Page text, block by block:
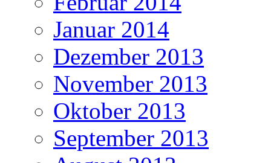
Januar 2014
Dezember 2013
November 2013
Oktober 2013
September 2013